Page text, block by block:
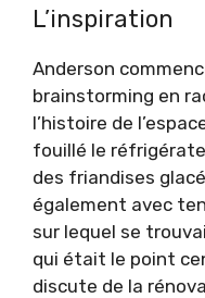
L’inspiration
Anderson
brainstorming en
l’histoire de
fouillé le
des friandises
également avec
sur lequel se
qui était le point
discute de la